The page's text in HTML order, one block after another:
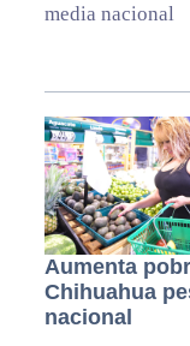
media nacional
Aumenta
Chihuahua
nacional